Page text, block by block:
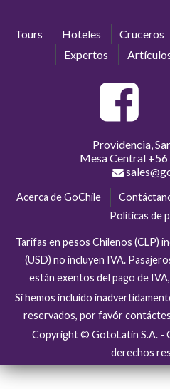
Tours Hoteles Cruceros
Expertos
Providencia,
Mesa Central +56
Acerca de GoChile
Políticas de
Tarifas en pesos Chilenos (CLP)
(USD) no incluyen IVA.
están exentos del pago de
Si hemos incluído
reservados, por favór
Copyright © GotoLatin S.A. -
derechos